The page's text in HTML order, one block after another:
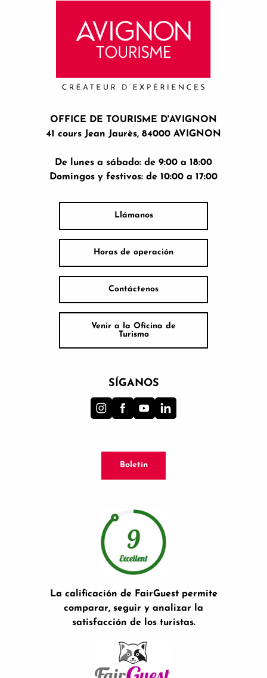
OFFICE DE TOURISME D'AVIGNON
41 cours Jean Jaurès, 84000 AVIGNON
De lunes a sábado: de 9:00 a 18:00
Domingos y festivos: de 10:00 a 17:00
Llámanos
Horas de operación
Contáctenos
Venir a la Oficina de
Turismo
SÍGANOS
Boletín
La calificación de FairGuest permite
comparar, seguir y analizar la
satisfacción de los turistas.